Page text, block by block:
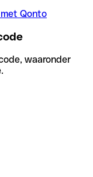
Qonto
waaronder